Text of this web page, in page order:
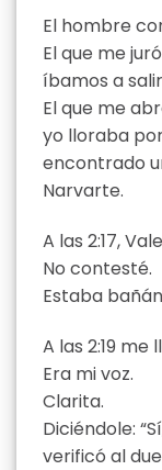
El hombre
El que me
íbamos a
El que me
yo lloraba
encontrado
Narvarte.
A las 2:17,
No contesté.
Estaba
A las 2:19 me
Era mi voz.
Clarita.
Diciéndole:
verificó al